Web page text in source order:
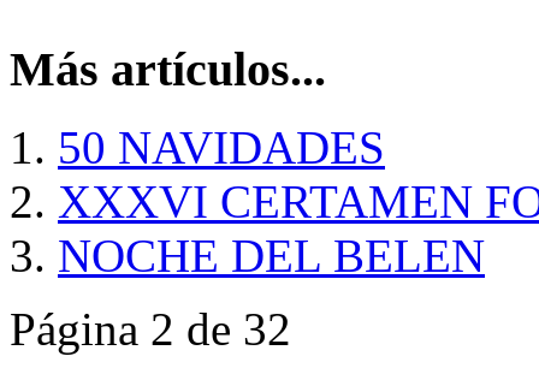
Más artículos...
50 NAVIDADES
XXXVI CERTAMEN
NOCHE DEL BELEN
Página 2 de 32